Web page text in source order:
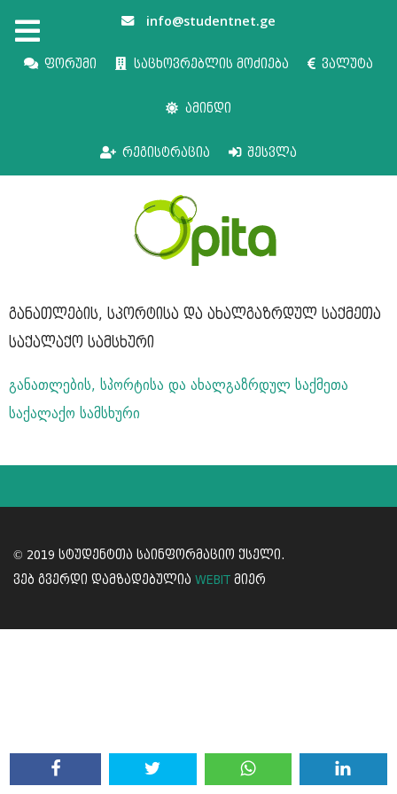
info@studentnet.ge
ფორუმი საცხოვრებლის მოძიება ვალუტა
ამინდი
რეგისტრაცია შესვლა
განათლების, სპორტისა და ახალგაზრდულ საქმეთა
საქალაქო სამსხური
განათლების, სპორტისა და ახალგაზრდულ საქმეთა
საქალაქო სამსხური
© 2019 სტუდენტთა საინფორმაციო ქსელი.
ვებ გვერდი დამზადებულია WEBIT მიერ